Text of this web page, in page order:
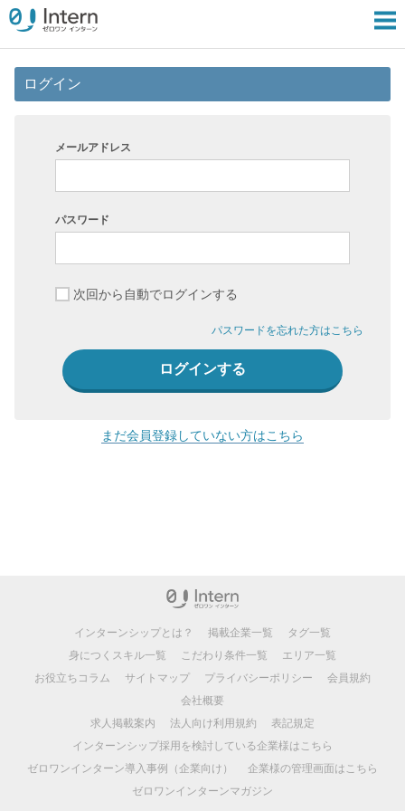
ログイン
メールアドレス
パスワード
次回から自動でログインする
パスワードを忘れた方はこちら
まだ会員登録していない方はこちら
インターンシップとは？ 掲載企業一覧
タグ一覧
身につくスキル一覧
こだわり条件一覧
エリア一覧
お役立ちコラム
サイトマップ プライバシーポリシー
会員規約
会社概要
求人掲載案内
法人向け利用規約
表記規定
インターンシップ採用を検討している企業様はこちら
ゼロワンインターン導入事例（企業向け）
企業様の管理画面はこちら
ゼロワンインターンマガジン